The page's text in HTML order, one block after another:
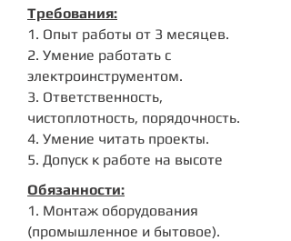
Требования:
1. Опыт работы от 3 месяцев.
2. Умение работать с
электроинструментом.
3. Ответственность,
чистоплотность, порядочность.
4. Умение читать проекты.
5. Допуск к работе на высоте
Обязанности:
1. Монтаж оборудования
(промышленное и бытовое).